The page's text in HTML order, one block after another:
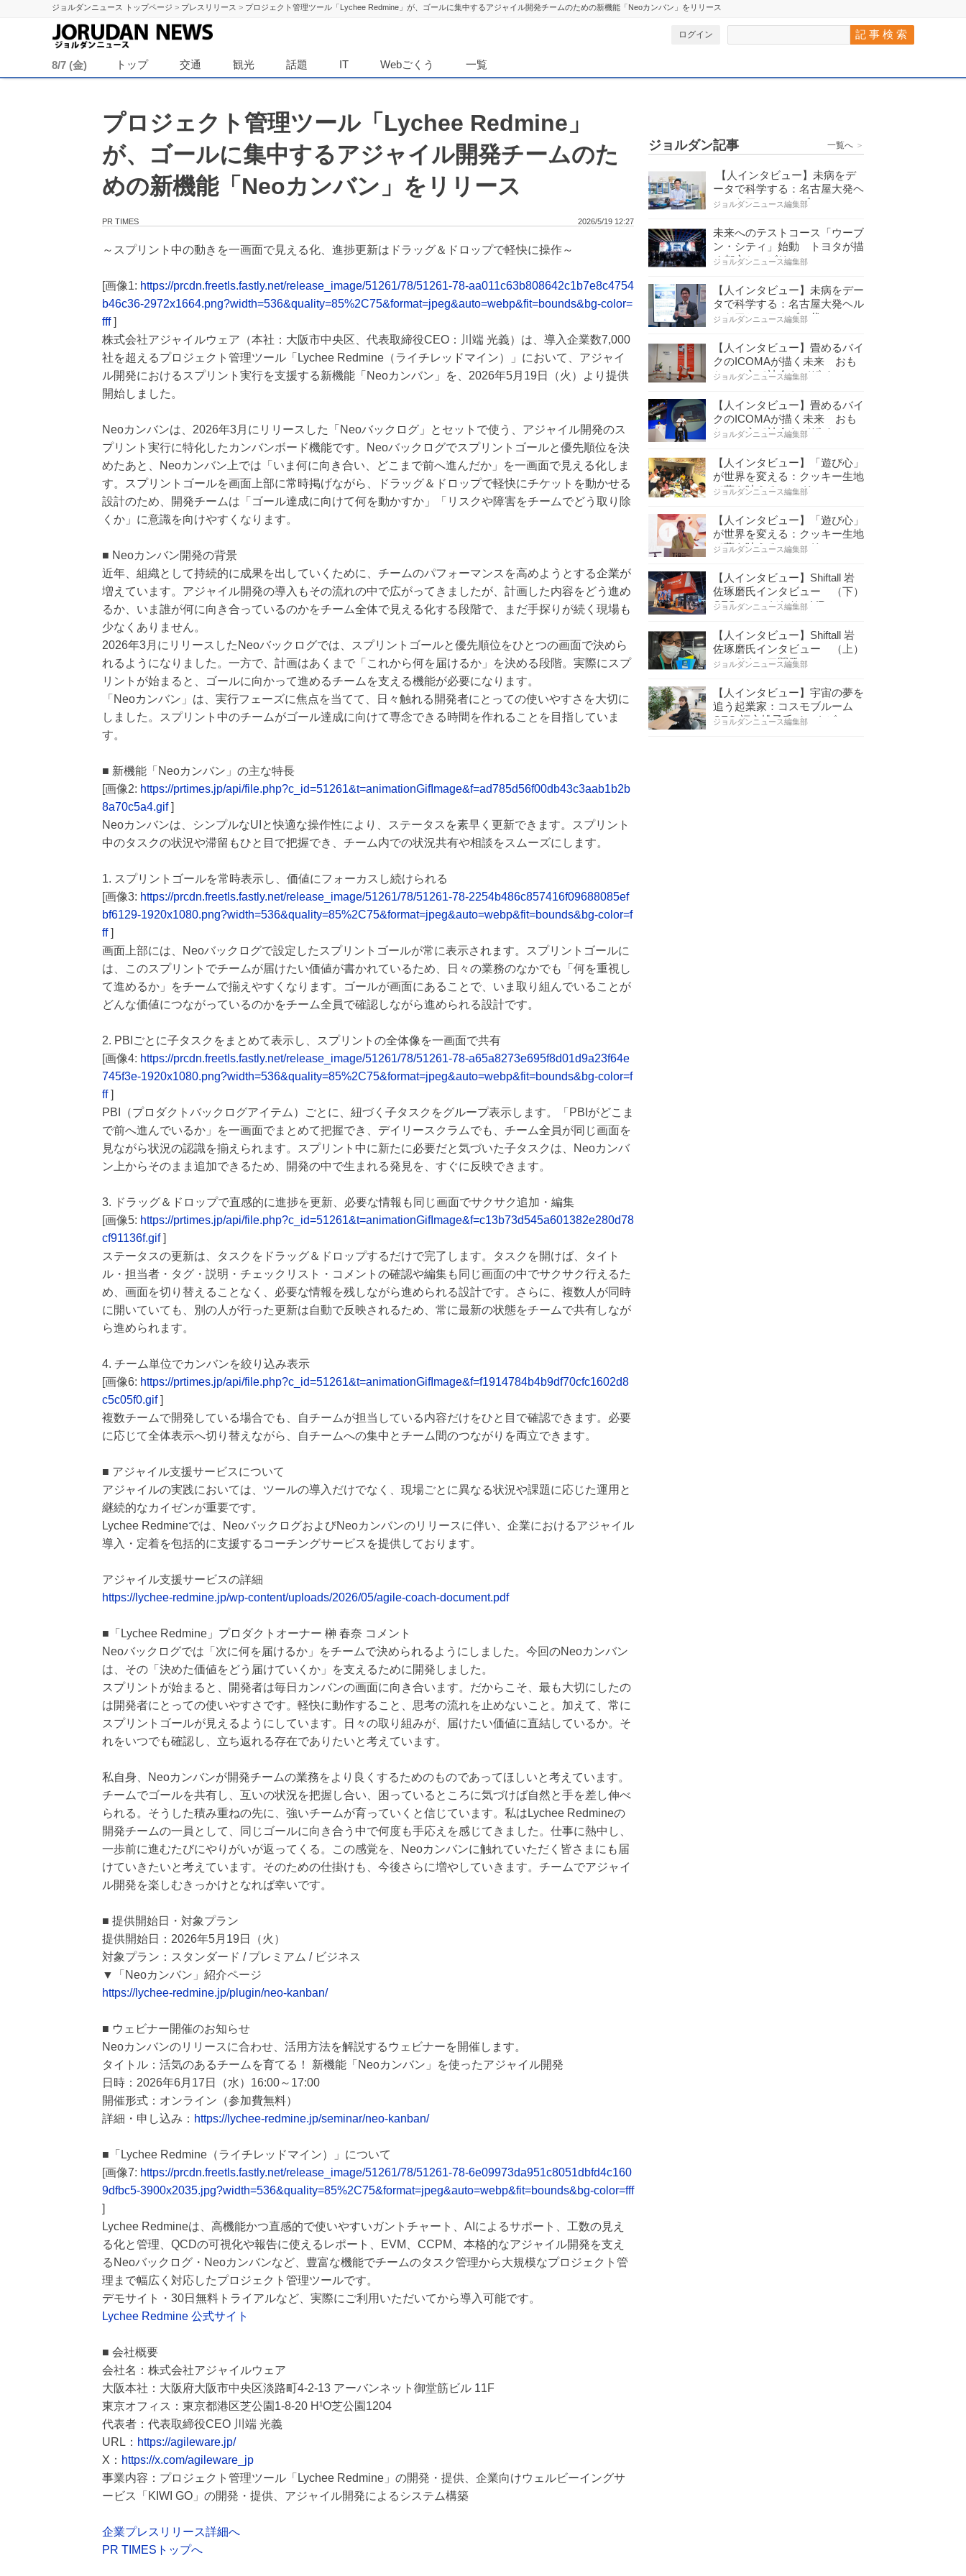
ジョルダンニュース トップページ > プレスリリース > プロジェクト管理ツール「Lychee Redmine」が、ゴールに集中するアジャイル開発チームのための新機能「Neoカンバン」をリリース
ログイン
8/7 (金) トップ 交通 観光 話題 IT Webごくう 一覧
プロジェクト管理ツール「Lychee Redmine」
が、ゴールに集中するアジャイル開発チームのた
めの新機能「Neoカンバン」をリリース
2026/5/19 12:27
PR TIMES
～スプリント中の動きを一画面で見える化、進捗更新はドラッグ＆ドロップで軽快に操作～
[画像1: https://prcdn.freetls.fastly.net/release_image/51261/78/51261-78-aa011c63b808642c1b7e8c4754
b46c36-2972x1664.png?width=536&quality=85%2C75&format=jpeg&auto=webp&fit=bounds&bg-color=
fff]
株式会社アジャイルウェア（本社：大阪市中央区、代表取締役CEO：川端 光義）は、導入企業数7,000
社を超えるプロジェクト管理ツール「Lychee Redmine（ライチレッドマイン）」において、アジャイ
ル開発におけるスプリント実行を支援する新機能「Neoカンバン」を、2026年5月19日（火）より提供
開始しました。
Neoカンバンは、2026年3月にリリースした「Neoバックログ」とセットで使う、アジャイル開発のス
プリント実行に特化したカンバンボード機能です。Neoバックログでスプリントゴールと優先順位を決
めたあと、Neoカンバン上では「いま何に向き合い、どこまで前へ進んだか」を一画面で見える化しま
す。スプリントゴールを画面上部に常時掲げながら、ドラッグ＆ドロップで軽快にチケットを動かせる
設計のため、開発チームは「ゴール達成に向けて何を動かすか」「リスクや障害をチームでどう取り除
くか」に意識を向けやすくなります。
■ Neoカンバン開発の背景
近年、組織として持続的に成果を出していくために、チームのパフォーマンスを高めようとする企業が
増えています。アジャイル開発の導入もその流れの中で広がってきましたが、計画した内容をどう進め
るか、いま誰が何に向き合っているのかをチーム全体で見える化する段階で、まだ手探りが続く現場も
少なくありません。
2026年3月にリリースしたNeoバックログでは、スプリントゴールと優先順位をひとつの画面で決めら
れるようになりました。一方で、計画はあくまで「これから何を届けるか」を決める段階。実際にスプ
リントが始まると、ゴールに向かって進めるチームを支える機能が必要になります。
「Neoカンバン」は、実行フェーズに焦点を当てて、日々触れる開発者にとっての使いやすさを大切に
しました。スプリント中のチームがゴール達成に向けて専念できる時間を作れることを目指していま
す。
■ 新機能「Neoカンバン」の主な特長
[画像2: https://prtimes.jp/api/file.php?c_id=51261&t=animationGifImage&f=ad785d56f00db43c3aab1b2b
8a70c5a4.gif]
Neoカンバンは、シンプルなUIと快適な操作性により、ステータスを素早く更新できます。スプリント
中のタスクの状況や滞留もひと目で把握でき、チーム内での状況共有や相談をスムーズにします。
1. スプリントゴールを常時表示し、価値にフォーカスし続けられる
[画像3: https://prcdn.freetls.fastly.net/release_image/51261/78/51261-78-2254b486c857416f09688085ef
bf6129-1920x1080.png?width=536&quality=85%2C75&format=jpeg&auto=webp&fit=bounds&bg-color=f
ff]
画面上部には、Neoバックログで設定したスプリントゴールが常に表示されます。スプリントゴールに
は、このスプリントでチームが届けたい価値が書かれているため、日々の業務のなかでも「何を重視し
て進めるか」をチームで揃えやすくなります。ゴールが画面にあることで、いま取り組んでいることが
どんな価値につながっているのかをチーム全員で確認しながら進められる設計です。
2. PBIごとに子タスクをまとめて表示し、スプリントの全体像を一画面で共有
[画像4: https://prcdn.freetls.fastly.net/release_image/51261/78/51261-78-a65a8273e695f8d01d9a23f64e
745f3e-1920x1080.png?width=536&quality=85%2C75&format=jpeg&auto=webp&fit=bounds&bg-color=f
ff]
PBI（プロダクトバックログアイテム）ごとに、紐づく子タスクをグループ表示します。「PBIがどこま
で前へ進んでいるか」を一画面でまとめて把握でき、デイリースクラムでも、チーム全員が同じ画面を
見ながら状況の認識を揃えられます。スプリント中に新たに必要だと気づいた子タスクは、Neoカンバ
ン上からそのまま追加できるため、開発の中で生まれる発見を、すぐに反映できます。
3. ドラッグ＆ドロップで直感的に進捗を更新、必要な情報も同じ画面でサクサク追加・編集
[画像5: https://prtimes.jp/api/file.php?c_id=51261&t=animationGifImage&f=c13b73d545a601382e280d78
cf91136f.gif]
ステータスの更新は、タスクをドラッグ＆ドロップするだけで完了します。タスクを開けば、タイト
ル・担当者・タグ・説明・チェックリスト・コメントの確認や編集も同じ画面の中でサクサク行えるた
め、画面を切り替えることなく、必要な情報を残しながら進められる設計です。さらに、複数人が同時
に開いていても、別の人が行った更新は自動で反映されるため、常に最新の状態をチームで共有しなが
ら進められます。
4. チーム単位でカンバンを絞り込み表示
[画像6: https://prtimes.jp/api/file.php?c_id=51261&t=animationGifImage&f=f1914784b4b9df70cfc1602d8
c5c05f0.gif]
複数チームで開発している場合でも、自チームが担当している内容だけをひと目で確認できます。必要
に応じて全体表示へ切り替えながら、自チームへの集中とチーム間のつながりを両立できます。
■ アジャイル支援サービスについて
アジャイルの実践においては、ツールの導入だけでなく、現場ごとに異なる状況や課題に応じた運用と
継続的なカイゼンが重要です。
Lychee Redmineでは、NeoバックログおよびNeoカンバンのリリースに伴い、企業におけるアジャイル
導入・定着を包括的に支援するコーチングサービスを提供しております。
アジャイル支援サービスの詳細
https://lychee-redmine.jp/wp-content/uploads/2026/05/agile-coach-document.pdf
■「Lychee Redmine」プロダクトオーナー 榊󠄀 春奈 コメント
Neoバックログでは「次に何を届けるか」をチームで決められるようにしました。今回のNeoカンバン
は、その「決めた価値をどう届けていくか」を支えるために開発しました。
スプリントが始まると、開発者は毎日カンバンの画面に向き合います。だからこそ、最も大切にしたの
は開発者にとっての使いやすさです。軽快に動作すること、思考の流れを止めないこと。加えて、常に
スプリントゴールが見えるようにしています。日々の取り組みが、届けたい価値に直結しているか。そ
れをいつでも確認し、立ち返れる存在でありたいと考えています。
私自身、Neoカンバンが開発チームの業務をより良くするためのものであってほしいと考えています。
チームでゴールを共有し、互いの状況を把握し合い、困っているところに気づけば自然と手を差し伸べ
られる。そうした積み重ねの先に、強いチームが育っていくと信じています。私はLychee Redmineの
開発チームの一員として、同じゴールに向き合う中で何度も手応えを感じてきました。仕事に熱中し、
一歩前に進むたびにやりがいが返ってくる。この感覚を、Neoカンバンに触れていただく皆さまにも届
けていきたいと考えています。そのための仕掛けも、今後さらに増やしていきます。チームでアジャイ
ル開発を楽しむきっかけとなれば幸いです。
■ 提供開始日・対象プラン
提供開始日：2026年5月19日（火）
対象プラン：スタンダード / プレミアム / ビジネス
▼「Neoカンバン」紹介ページ
https://lychee-redmine.jp/plugin/neo-kanban/
■ ウェビナー開催のお知らせ
Neoカンバンのリリースに合わせ、活用方法を解説するウェビナーを開催します。
タイトル：活気のあるチームを育てる！ 新機能「Neoカンバン」を使ったアジャイル開発
日時：2026年6月17日（水）16:00～17:00
開催形式：オンライン（参加費無料）
詳細・申し込み： https://lychee-redmine.jp/seminar/neo-kanban/
■「Lychee Redmine（ライチレッドマイン）」について
[画像7: https://prcdn.freetls.fastly.net/release_image/51261/78/51261-78-6e09973da951c8051dbfd4c160
9dfbc5-3900x2035.jpg?width=536&quality=85%2C75&format=jpeg&auto=webp&fit=bounds&bg-color=fff
]
Lychee Redmineは、高機能かつ直感的で使いやすいガントチャート、AIによるサポート、工数の見え
る化と管理、QCDの可視化や報告に使えるレポート、EVM、CCPM、本格的なアジャイル開発を支え
るNeoバックログ・Neoカンバンなど、豊富な機能でチームのタスク管理から大規模なプロジェクト管
理まで幅広く対応したプロジェクト管理ツールです。
デモサイト・30日無料トライアルなど、実際にご利用いただいてから導入可能です。
Lychee Redmine 公式サイト
■ 会社概要
会社名：株式会社アジャイルウェア
大阪本社：大阪府大阪市中央区淡路町4-2-13 アーバンネット御堂筋ビル 11F
東京オフィス：東京都港区芝公園1-8-20 H¹O芝公園1204
代表者：代表取締役CEO 川端 光義
URL： https://agileware.jp/
X： https://x.com/agileware_jp
事業内容：プロジェクト管理ツール「Lychee Redmine」の開発・提供、企業向けウェルビーイングサ
ービス「KIWI GO」の開発・提供、アジャイル開発によるシステム構築
企業プレスリリース詳細へ
PR TIMESトップへ
ジョルダン記事 一覧へ ＞
【人インタビュー】未病をデ
ータで科学する：名古屋大発ヘ
ルスケアシステムズの…
ジョルダンニュース編集部
未来へのテストコース「ウーブ
ン・シティ」始動 トヨタが描
く都市とモビリティの…
ジョルダンニュース編集部
【人インタビュー】未病をデー
タで科学する：名古屋大発ヘル
スケアシステムズの代…
ジョルダンニュース編集部
【人インタビュー】畳めるバイ
クのICOMAが描く未来 おも
ちゃの心で社会をデザイ…
ジョルダンニュース編集部
【人インタビュー】畳めるバイ
クのICOMAが描く未来 おも
ちゃの心で社会をデザイ…
ジョルダンニュース編集部
【人インタビュー】「遊び心」
が世界を変える：クッキー生地
で夢を叶える コロリ…
ジョルダンニュース編集部
【人インタビュー】「遊び心」
が世界を変える：クッキー生地
で夢を叶える コロリ…
ジョルダンニュース編集部
【人インタビュー】Shiftall 岩
佐琢磨氏インタビュー （下）
CESへのこだわり VR…
ジョルダンニュース編集部
【人インタビュー】Shiftall 岩
佐琢磨氏インタビュー （上）
ハードウェア開発へ…
ジョルダンニュース編集部
【人インタビュー】宇宙の夢を
追う起業家：コスモブルーム
CEO 福永桃子氏インタビ…
ジョルダンニュース編集部